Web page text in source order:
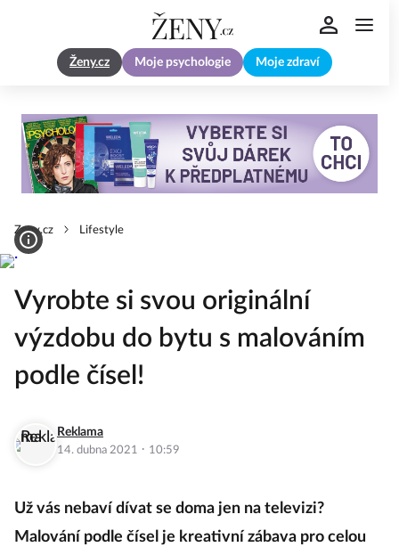
Ženy.cz Moje psychologie Moje zdraví
Zeny.cz Lifestyle
Vyrobte si svou originální
výzdobu do bytu s malováním
podle čísel!
Reklama
14. dubna 2021 · 10:59
Už vás nebaví dívat se doma jen na televizi?
Malování podle čísel je kreativní zábava pro celou